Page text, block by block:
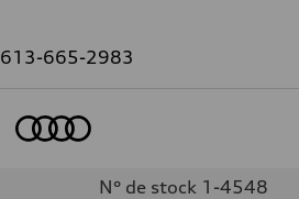
613-665-2983
N° de stock 1-4548